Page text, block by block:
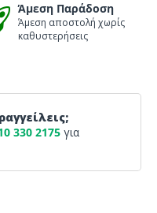
Άμεση Παράδοση
Άμεση αποστολή χωρίς
καθυστερήσεις
330 2175 για